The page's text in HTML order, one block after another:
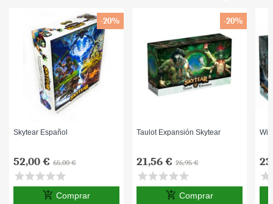
Skytear Español
52,00 € 65,00 €
starstarstarstarstar
add_shopping_cart Comprar
-20%
Taulot Expansión Skytear
21,56 € 26,95 €
starstarstarstarstar
add_shopping_cart Comprar
-20%
star